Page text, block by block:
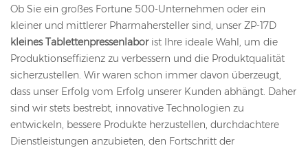
Ob Sie ein großes Fortune 500-Unternehmen oder ein
kleiner und mittlerer Pharmahersteller sind, unser ZP-17D
kleines Tablettenpressenlabor ist Ihre ideale Wahl, um die
Produktionseffizienz zu verbessern und die Produktqualität
sicherzustellen. Wir waren schon immer davon überzeugt,
dass unser Erfolg vom Erfolg unserer Kunden abhängt. Daher
sind wir stets bestrebt, innovative Technologien zu
entwickeln, bessere Produkte herzustellen, durchdachtere
Dienstleistungen anzubieten, den Fortschritt der